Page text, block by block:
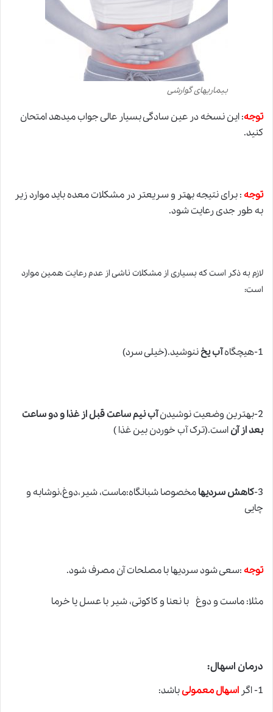
بیماریهای گوارشی
توجه: این نسخه در عین سادگی بسیار عالی جواب میدهد امتحان
کنید.
توجه: برای نتیجه بهتر و سریعتر در مشکلات معده باید موارد زیر
به طور جدی رعایت شود.
لازم به ذکر است که بسیاری از مشکلات ناشی از عدم رعایت همین موارد
است:
1-هیچگاه آب یخننوشید.(خیلی سرد)
2-بهترین وضعیت نوشیدن
آب نیم ساعت قبل از غذا و دو ساعت
بعد از آناست.(ترک آب خوردن بین غذا )
3- کاهش سردیهامخصوصا شبانگاه:ماست، شیر،دوغ،نوشابه و
چایی
توجه:سعی شود سردیها با مصلحات آن مصرف شود.
مثلا: ماست و دوغ با نعنا و کاکوتی، شیر با عسل یا خرما
درمان اسهال:
1- اگر اسهال معمولیباشد: